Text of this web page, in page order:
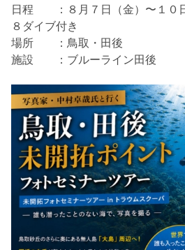
日程 ：８月７日（金）〜１０
８ダイブ付き
場所 ：鳥取・田後
施設 ：ブルーライン田後